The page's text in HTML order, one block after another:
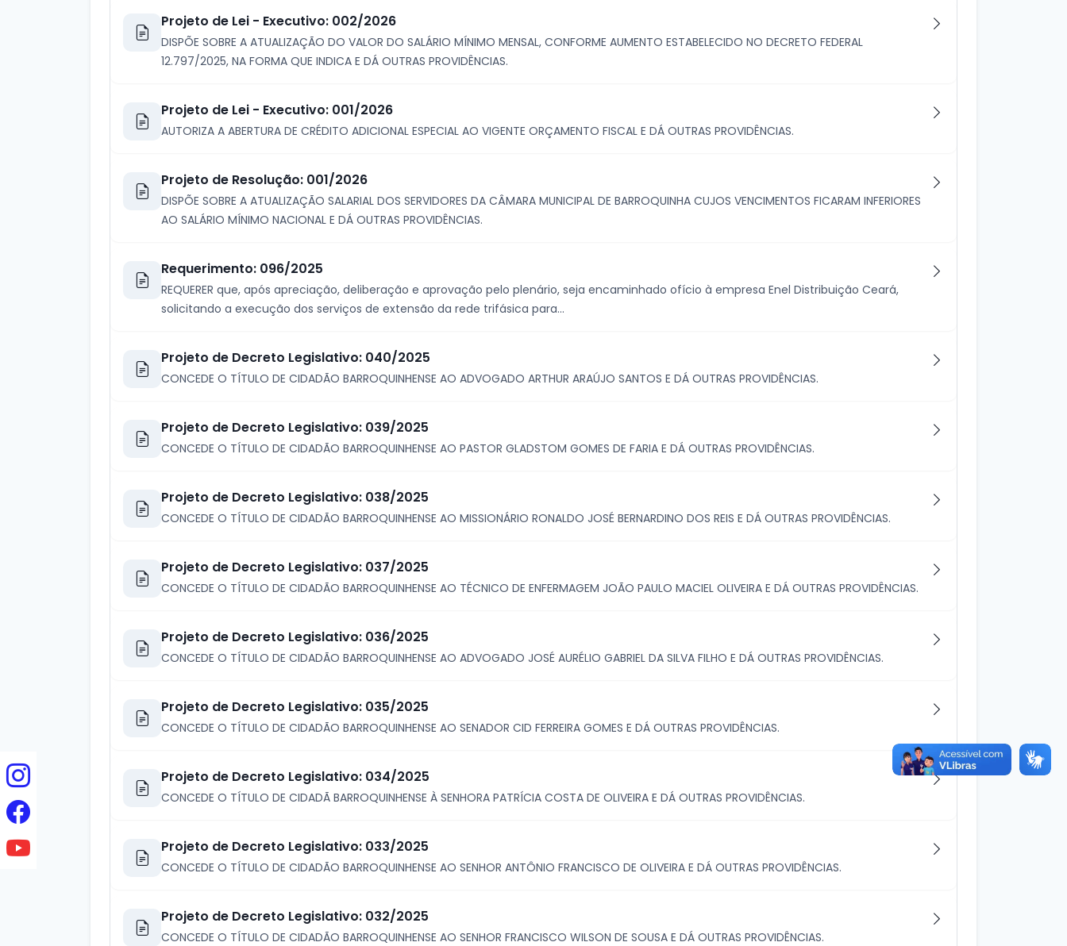
Projeto de Lei - Executivo: 002/2026
DISPÕE SOBRE A ATUALIZAÇÃO DO VALOR DO SALÁRIO MÍNIMO MENSAL, CONFORME AUMENTO ESTABELECIDO NO DECRETO FEDERAL
12.797/2025, NA FORMA QUE INDICA E DÁ OUTRAS PROVIDÊNCIAS.
Projeto de Lei - Executivo: 001/2026
AUTORIZA A ABERTURA DE CRÉDITO ADICIONAL ESPECIAL AO VIGENTE ORÇAMENTO FISCAL E DÁ OUTRAS PROVIDÊNCIAS.
Projeto de Resolução: 001/2026
DISPÕE SOBRE A ATUALIZAÇÃO SALARIAL DOS SERVIDORES DA CÂMARA MUNICIPAL DE BARROQUINHA CUJOS VENCIMENTOS FICARAM INFERIORES
AO SALÁRIO MÍNIMO NACIONAL E DÁ OUTRAS PROVIDÊNCIAS.
Requerimento: 096/2025
REQUERER que, após apreciação, deliberação e aprovação pelo plenário, seja encaminhado ofício à empresa Enel Distribuição Ceará,
solicitando a execução dos serviços de extensão da rede trifásica para...
Projeto de Decreto Legislativo: 040/2025
CONCEDE O TÍTULO DE CIDADÃO BARROQUINHENSE AO ADVOGADO ARTHUR ARAÚJO SANTOS E DÁ OUTRAS PROVIDÊNCIAS.
Projeto de Decreto Legislativo: 039/2025
CONCEDE O TÍTULO DE CIDADÃO BARROQUINHENSE AO PASTOR GLADSTOM GOMES DE FARIA E DÁ OUTRAS PROVIDÊNCIAS.
Projeto de Decreto Legislativo: 038/2025
CONCEDE O TÍTULO DE CIDADÃO BARROQUINHENSE AO MISSIONÁRIO RONALDO JOSÉ BERNARDINO DOS REIS E DÁ OUTRAS PROVIDÊNCIAS.
Projeto de Decreto Legislativo: 037/2025
CONCEDE O TÍTULO DE CIDADÃO BARROQUINHENSE AO TÉCNICO DE ENFERMAGEM JOÃO PAULO MACIEL OLIVEIRA E DÁ OUTRAS PROVIDÊNCIAS.
Projeto de Decreto Legislativo: 036/2025
CONCEDE O TÍTULO DE CIDADÃO BARROQUINHENSE AO ADVOGADO JOSÉ AURÉLIO GABRIEL DA SILVA FILHO E DÁ OUTRAS PROVIDÊNCIAS.
Projeto de Decreto Legislativo: 035/2025
CONCEDE O TÍTULO DE CIDADÃO BARROQUINHENSE AO SENADOR CID FERREIRA GOMES E DÁ OUTRAS PROVIDÊNCIAS.
Projeto de Decreto Legislativo: 034/2025
CONCEDE O TÍTULO DE CIDADÃ BARROQUINHENSE À SENHORA PATRÍCIA COSTA DE OLIVEIRA E DÁ OUTRAS PROVIDÊNCIAS.
Projeto de Decreto Legislativo: 033/2025
CONCEDE O TÍTULO DE CIDADÃO BARROQUINHENSE AO SENHOR ANTÔNIO FRANCISCO DE OLIVEIRA E DÁ OUTRAS PROVIDÊNCIAS.
Projeto de Decreto Legislativo: 032/2025
CONCEDE O TÍTULO DE CIDADÃO BARROQUINHENSE AO SENHOR FRANCISCO WILSON DE SOUSA E DÁ OUTRAS PROVIDÊNCIAS.